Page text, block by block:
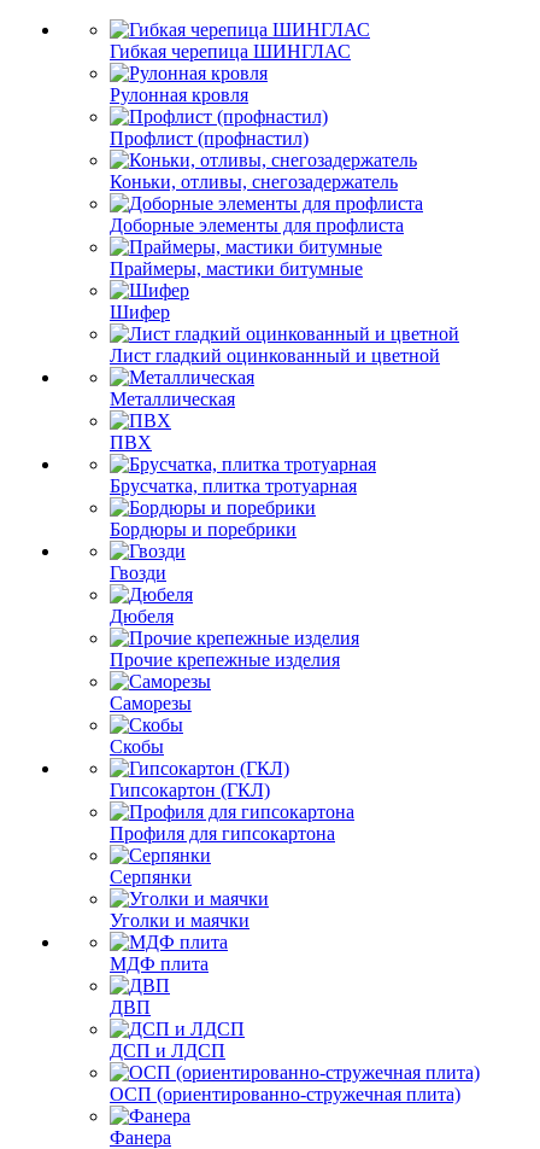
Гибкая черепица ШИНГЛАС
Рулонная кровля
Профлист (профнастил)
Коньки, отливы, снегозадержатель
Доборные элементы для профлиста
Праймеры, мастики битумные
Шифер
Лист гладкий оцинкованный и цветной
Металлическая
ПВХ
Брусчатка, плитка тротуарная
Бордюры и поребрики
Гвозди
Дюбеля
Прочие крепежные изделия
Саморезы
Скобы
Гипсокартон (ГКЛ)
Профиля для гипсокартона
Серпянки
Уголки и маячки
МДФ плита
ДВП
ДСП и ЛДСП
ОСП (ориентированно-стружечная плита)
Фанера